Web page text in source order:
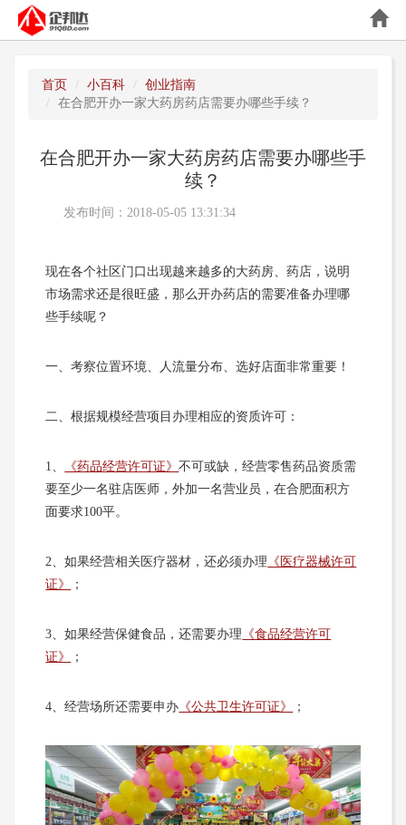
首页 小百科
创业指南
在合肥开办一家大药房药店需要办哪些手续？
在合肥开办一家大药房药店需要办哪些手
续？
发布时间：2018-05-05 13:31:34
现在各个社区门口出现越来越多的大药房、药店，说明
市场需求还是很旺盛，那么开办药店的需要准备办理哪
些手续呢？
一、考察位置环境、人流量分布、选好店面非常重要！
二、根据规模经营项目办理相应的资质许可：
1、 《药品经营许可证》不可或缺，经营零售药品资质需
要至少一名驻店医师，外加一名营业员，在合肥面积方
面要求100平。
2、如果经营相关医疗器材，还必须办理 《医疗器械许可
证》
；
3、如果经营保健食品，还需要办理 《食品经营许可
证》
；
4、经营场所还需要申办 《公共卫生许可证》 ；